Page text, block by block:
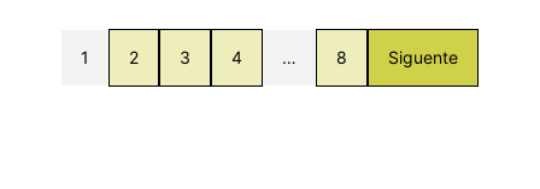
1 2 3 4 … 8 Siguente